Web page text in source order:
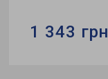
1 343 грн